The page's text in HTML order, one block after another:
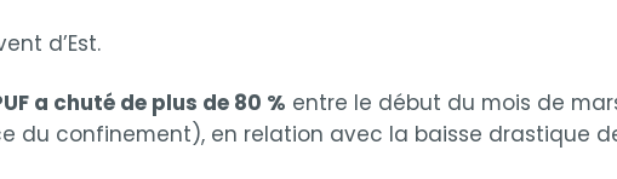
d’Est.
a chuté de plus de 80 % entre le début du mois de
du confinement), en relation avec la baisse drastique